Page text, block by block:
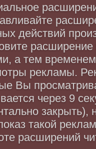
действий
а тем
рекламы.
Вы
через 9
такой
расширений